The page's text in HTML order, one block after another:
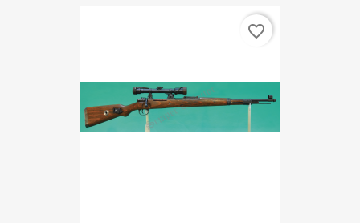
favorite_border